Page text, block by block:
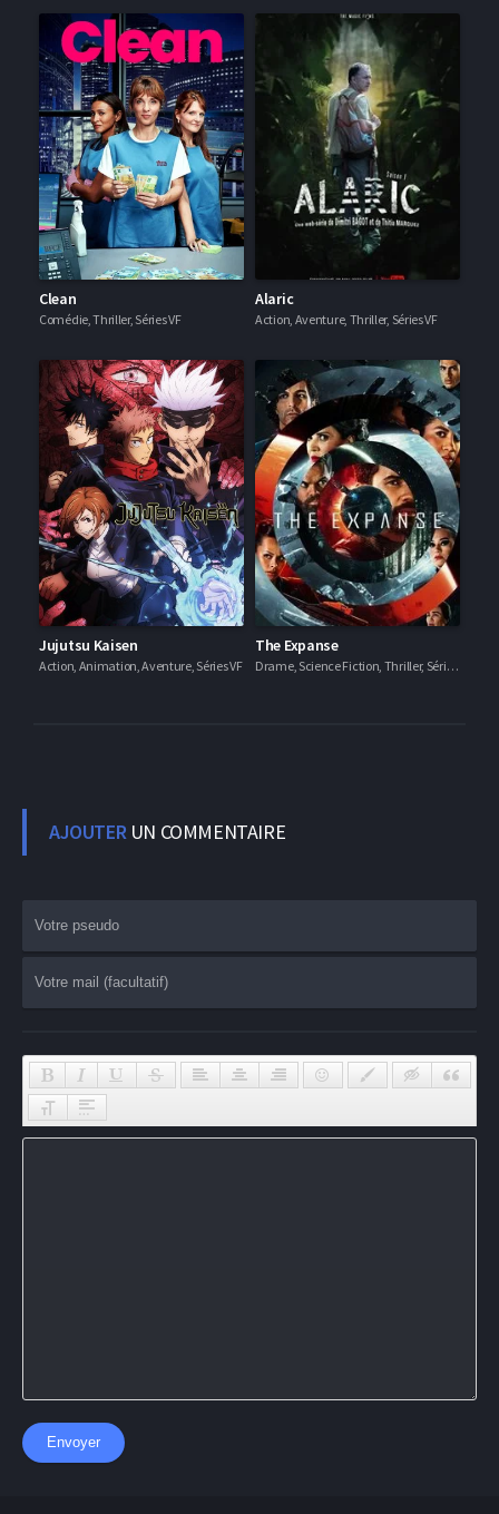
Clean
Comédie, Thriller, Séries VF
Alaric
Action, Aventure, Thriller, Séries VF
Jujutsu Kaisen
Action, Animation, Aventure, Séries VF
The Expanse
Drame, Science Fiction, Thriller, Séries VF
AJOUTERUN COMMENTAIRE
Envoyer